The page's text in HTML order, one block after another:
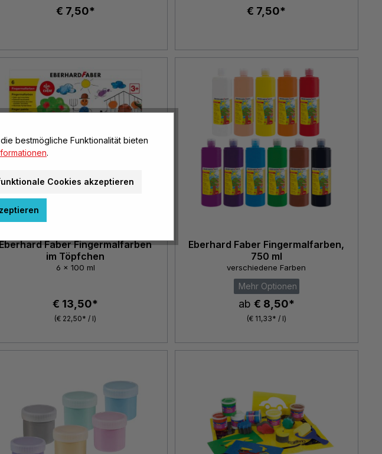
€ 7,50* € 7,50*
Faber Fingermalfarben
im Töpfchen
6 x 100 ml
€ 13,50*
(€ 22,50* / l)
Eberhard Faber Fingermalfarben,
750 ml
verschiedene Farben
Mehr Optionen
ab € 8,50*
(€ 11,33* / l)
bestmögliche Funktionalität bieten
.
Cookies akzeptieren